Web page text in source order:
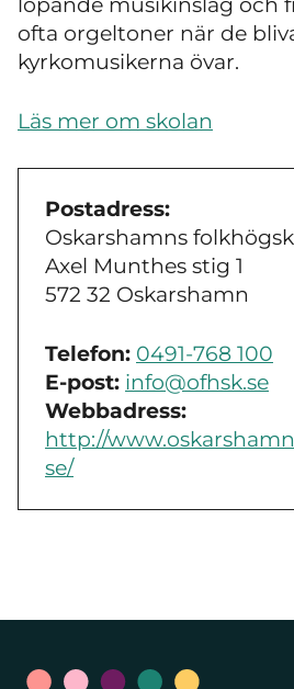
ofta orgeltoner när de
kyrkomusikerna övar.
Läs mer om skolan
Postadress:
Oskarshamns
Axel Munthes stig 1
572 32 Oskarshamn
Telefon: 0491-768 100
E-post: info@ofhsk.se
Webbadress:
http://
se/